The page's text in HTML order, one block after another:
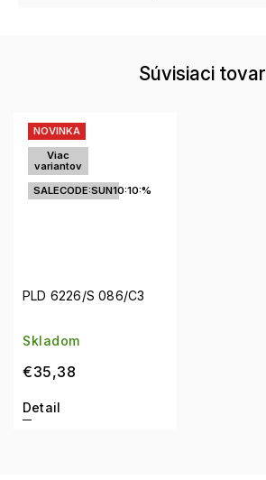
Súvisiaci tovar
NOVINKA
Viac
variantov
SALECODE:SUN10:10:%
PLD 6226/S 086/C3
Skladom
€35,38
Detail